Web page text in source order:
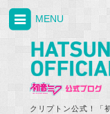
クリプトン公式！「
MENU